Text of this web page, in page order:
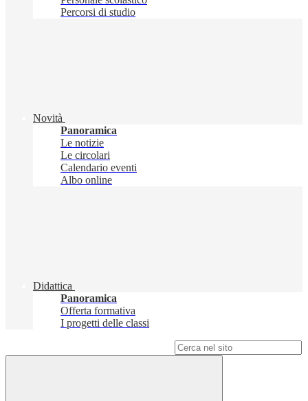
Percorsi di studio
Novità
Panoramica
Le notizie
Le circolari
Calendario eventi
Albo online
Didattica
Panoramica
Offerta formativa
I progetti delle classi